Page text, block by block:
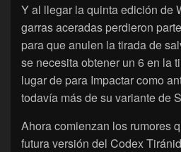
Y al llegar la quinta edición de
garras aceradas perdieron
para que anulen la tirada de
se necesita obtener un 6 en la
lugar de para Impactar como
todavía más de su variante de
Ahora comienzan los rumores
futura versión del Codex